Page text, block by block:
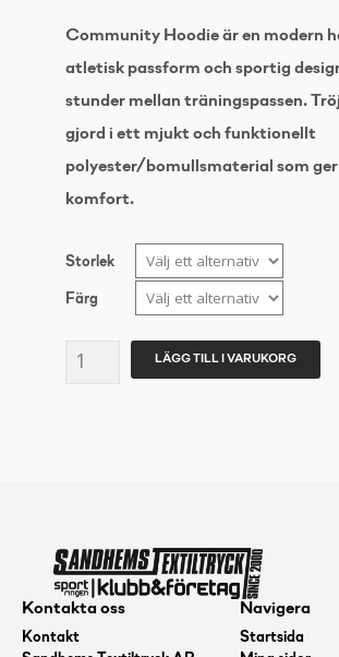
Community Hoodie är en modern
atletisk passform och sportig
stunder mellan träningspassen.
gjord i ett mjukt och funktionellt
polyester/bomullsmaterial som ger
komfort.
Storlek
Färg
CRAFT
LÄGG TILL I VARUKORG
Kontakta oss
Kontakt
Navigera
Startsida